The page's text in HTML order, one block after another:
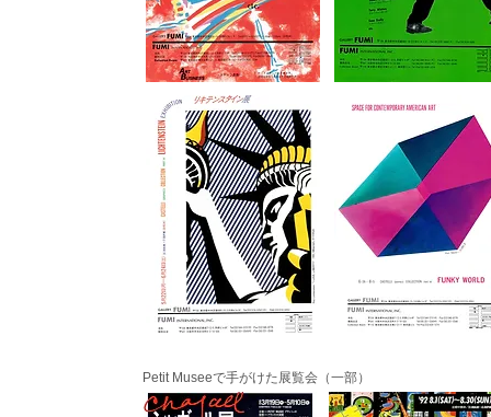
Petit Museeで手がけた展覧会（一部）